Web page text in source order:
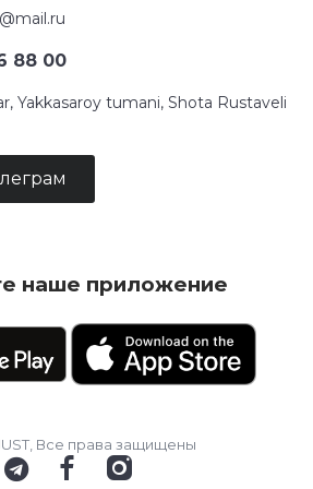
88 00
Yakkasaroy tumani, Shota Rustaveli
наше приложение
Все права защищены